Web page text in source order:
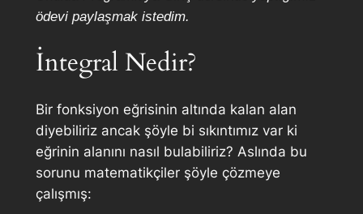
ödevi paylaşmak istedim.
İntegral Nedir?
Bir fonksiyon eğrisinin altında kalan alan
diyebiliriz ancak şöyle bi sıkıntımız var ki
eğrinin alanını nasıl bulabiliriz? Aslında bu
sorunu matematikçiler şöyle çözmeye
çalışmış: